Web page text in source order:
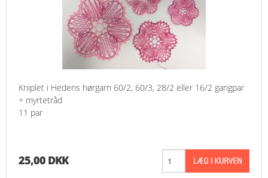
Kniplet i Hedens hørgarn 60/2, 60/3, 28/2 eller 16/2 gangpar
+ myrtetråd
11 par
25,00 DKK